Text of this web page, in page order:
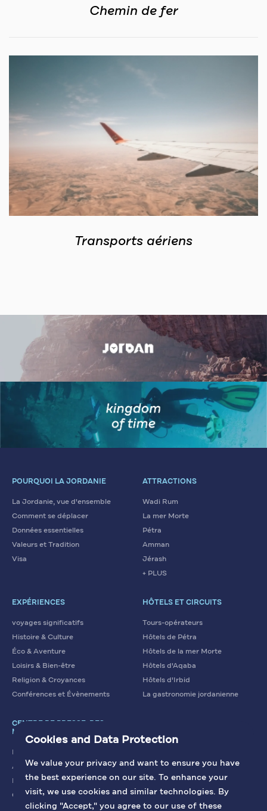
Chemin de fer
Transports aériens
POURQUOI LA JORDANIE
La Jordanie, vue d'ensemble
Comment se déplacer
Données essentielles
Valeurs et Tradition
Visa
ATTRACTIONS
Wadi Rum
La mer Morte
Pétra
Amman
Jérash
+ PLUS
EXPÉRIENCES
voyages significatifs
Histoire & Culture
Éco & Aventure
Loisirs & Bien-être
Religion & Croyances
Conférences et Évènements
HÔTELS ET CIRCUITS
Tours-opérateurs
Hôtels de Pétra
Hôtels de la mer Morte
Hôtels d'Aqaba
Hôtels d'Irbid
La gastronomie jordanienne
CENTRE DE PRESSE, DES
MÉDIAS
Articles
Nous contacter
Galerie
Cookies and Data Protection
We value your privacy and want to ensure you have
the best experience on our site. To enhance your
visit, we use cookies and similar technologies. By
clicking "Accept," you agree to our use of these